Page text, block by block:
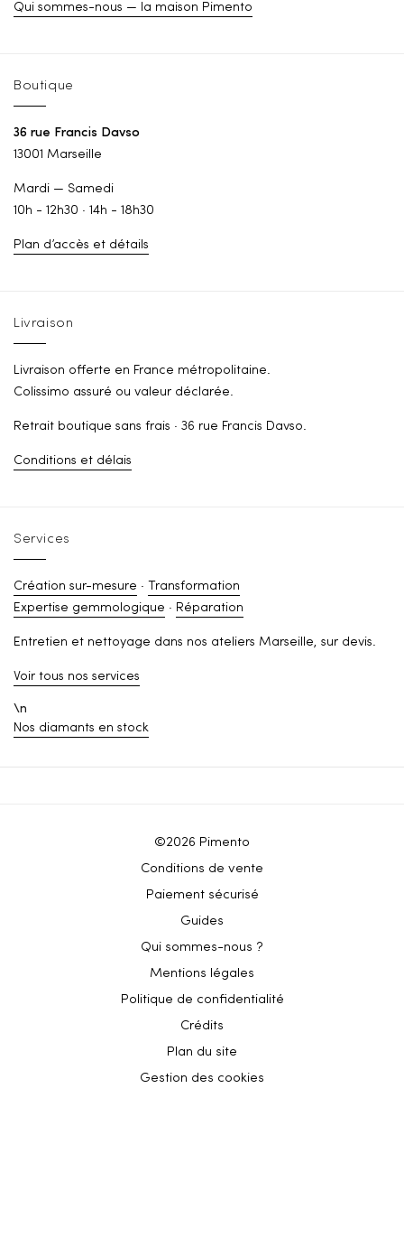
Qui sommes-nous — la maison Pimento
Boutique
36 rue Francis Davso
13001 Marseille
Mardi — Samedi
10h - 12h30 · 14h - 18h30
Plan d’accès et détails
Livraison
Livraison offerte en France métropolitaine.
Colissimo assuré ou valeur déclarée.
Retrait boutique sans frais · 36 rue Francis Davso.
Conditions et délais
Services
Création sur-mesure · Transformation
Expertise gemmologique · Réparation
Entretien et nettoyage dans nos ateliers Marseille, sur devis.
Voir tous nos services
\n
Nos diamants en stock
©2026 Pimento
Conditions de vente
Paiement sécurisé
Guides
Qui sommes-nous ?
Mentions légales
Politique de confidentialité
Crédits
Plan du site
Gestion des cookies